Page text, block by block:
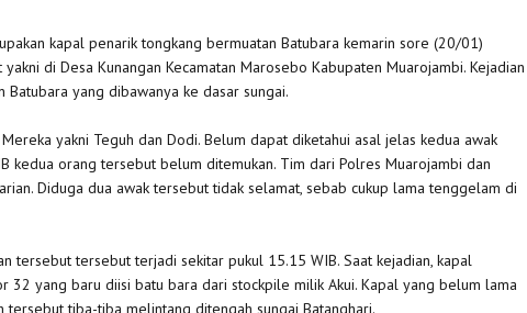
kapal penarik tongkang bermuatan Batubara kemarin sore (20/01)
di Desa Kunangan Kecamatan Marosebo Kabupaten Muarojambi. Kejadian
yang dibawanya ke dasar sungai.
yakni Teguh dan Dodi. Belum dapat diketahui asal jelas kedua awak
kedua orang tersebut belum ditemukan. Tim dari Polres Muarojambi dan
Diduga dua awak tersebut tidak selamat, sebab cukup lama tenggelam di
tersebut tersebut terjadi sekitar pukul 15.15 WIB. Saat kejadian, kapal
32 yang baru diisi batu bara dari stockpile milik Akui. Kapal yang belum lama
tiba-tiba melintang ditengah sungai Batanghari.